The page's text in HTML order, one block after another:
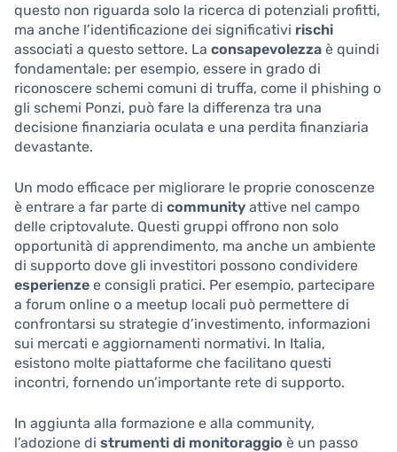
questo non riguarda solo la ricerca di potenziali profitti,
ma anche l’identificazione dei significativi rischi
associati a questo settore. La consapevolezza è quindi
fondamentale: per esempio, essere in grado di
riconoscere schemi comuni di truffa, come il phishing o
gli schemi Ponzi, può fare la differenza tra una
decisione finanziaria oculata e una perdita finanziaria
devastante.
Un modo efficace per migliorare le proprie conoscenze
è entrare a far parte di community attive nel campo
delle criptovalute. Questi gruppi offrono non solo
opportunità di apprendimento, ma anche un ambiente
di supporto dove gli investitori possono condividere
esperienze e consigli pratici. Per esempio, partecipare
a forum online o a meetup locali può permettere di
confrontarsi su strategie d’investimento, informazioni
sui mercati e aggiornamenti normativi. In Italia,
esistono molte piattaforme che facilitano questi
incontri, fornendo un’importante rete di supporto.
In aggiunta alla formazione e alla community,
l’adozione di strumenti di monitoraggio è un passo